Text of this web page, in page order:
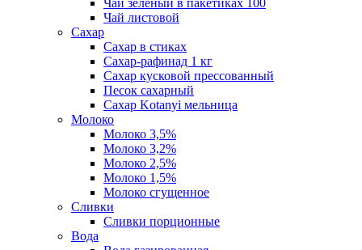
Чай зеленый в пакетиках 100
Чай листовой
Сахар
Сахар в стиках
Сахар-рафинад 1 кг
Сахар кусковой прессованный
Песок сахарный
Сахар Kotanyi мельница
Молоко
Молоко 3,5%
Молоко 3,2%
Молоко 2,5%
Молоко 1,5%
Молоко сгущенное
Сливки
Сливки порционные
Вода